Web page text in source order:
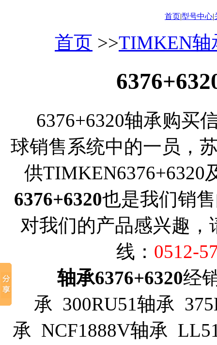
首页|型号中心|
首页 >>TIMKEN轴
6376+6320轴承购买
球销售系统中的一员，
供TIMKEN6376+6320
6376+6320也是我们销
对我们的产品感兴趣
线： 0512-
轴承6376+6320经
承 300RU51轴承
承 NCF1888V轴承